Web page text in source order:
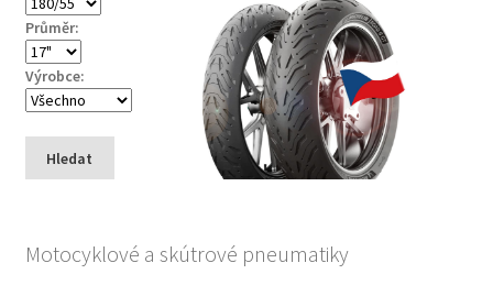
Průměr:
Výrobce:
Hledat
Motocyklové a skútrové pneumatiky